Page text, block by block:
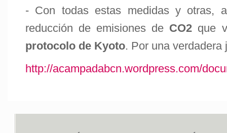
- Con todas estas medidas y otras,
reducción de emisiones de CO2 que
protocolo de Kyoto. Por una
http://acampadabcn.wordpress.com/